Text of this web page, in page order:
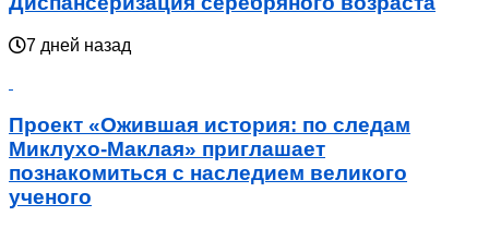
7 дней назад
Проект «Ожившая история: по следам
Миклухо-Маклая» приглашает
познакомиться с наследием великого
ученого